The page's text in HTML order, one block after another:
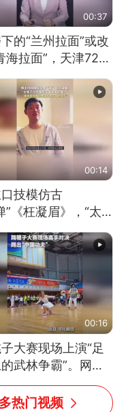
00:37
的“兰州拉面”或改
海拉面”，天津72家
已集体更换招牌
00:14
技模仿古
”《枉凝眉》，“太
或将成为首位考级
筝的选手。”（来
华每日电讯）
00:16
大赛现场上演“足
武林争霸”。网
哪是踢毽子，分明
片现场！#睡个好
热门视频